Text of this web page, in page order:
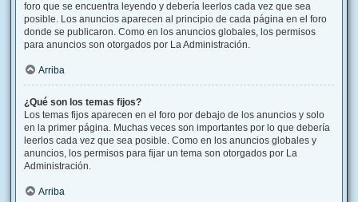
foro que se encuentra leyendo y debería leerlos cada vez que sea
posible. Los anuncios aparecen al principio de cada página en el foro
donde se publicaron. Como en los anuncios globales, los permisos
para anuncios son otorgados por La Administración.
Arriba
¿Qué son los temas fijos?
Los temas fijos aparecen en el foro por debajo de los anuncios y solo
en la primer página. Muchas veces son importantes por lo que debería
leerlos cada vez que sea posible. Como en los anuncios globales y
anuncios, los permisos para fijar un tema son otorgados por La
Administración.
Arriba